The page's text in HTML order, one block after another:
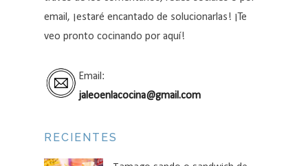
email, ¡estaré encantado de solucionarlas! ¡Te
veo pronto cocinando por aquí!
Email:
jaleoenlacocina@gmail.com
RECIENTES